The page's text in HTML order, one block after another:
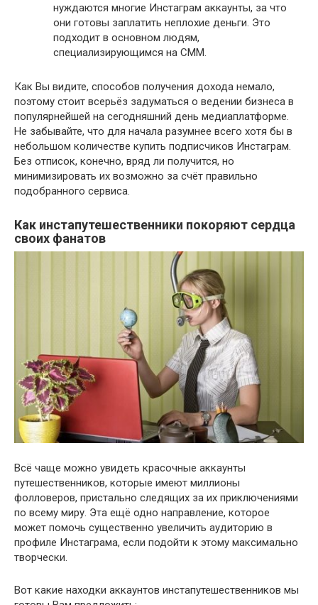
нуждаются многие Инстаграм аккаунты, за что
они готовы заплатить неплохие деньги. Это
подходит в основном людям,
специализирующимся на СММ.
Как Вы видите, способов получения дохода немало,
поэтому стоит всерьёз задуматься о ведении бизнеса в
популярнейшей на сегодняшний день медиаплатформе.
Не забывайте, что для начала разумнее всего хотя бы в
небольшом количестве купить подписчиков Инстаграм.
Без отписок, конечно, вряд ли получится, но
минимизировать их возможно за счёт правильно
подобранного сервиса.
Как инстапутешественники покоряют сердца
своих фанатов
Всё чаще можно увидеть красочные аккаунты
путешественников, которые имеют миллионы
фолловеров, пристально следящих за их приключениями
по всему миру. Эта ещё одно направление, которое
может помочь существенно увеличить аудиторию в
профиле Инстаграма, если подойти к этому максимально
творчески.
Вот какие находки аккаунтов инстапутешественников мы